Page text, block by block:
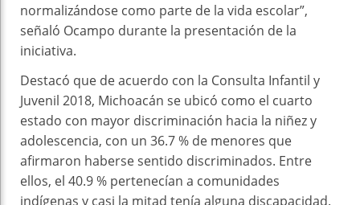
normalizándose como parte de la vida escolar”,
señaló Ocampo durante la presentación de la
iniciativa.
Destacó que de acuerdo con la Consulta Infantil y
Juvenil 2018, Michoacán se ubicó como el cuarto
estado con mayor discriminación hacia la niñez y
adolescencia, con un 36.7 % de menores que
afirmaron haberse sentido discriminados. Entre
ellos, el 40.9 % pertenecían a comunidades
indígenas y casi la mitad tenía alguna discapacidad.